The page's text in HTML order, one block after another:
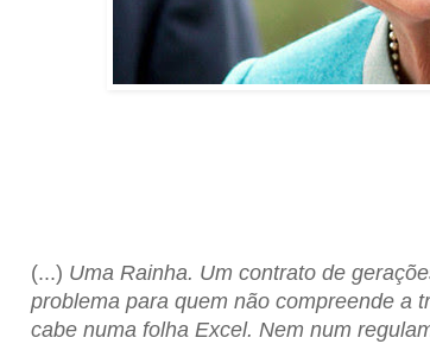
(...) Uma Rainha. Um contrato de
problema para quem não compreende a
cabe numa folha Excel. Nem num